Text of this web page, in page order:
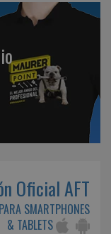
Oficial AFT
PARA SMARTPHONES
& TABLETS